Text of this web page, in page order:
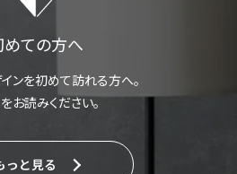
ての方へ
ンを初めて訪れる方へ。
お読みください。
っと見る